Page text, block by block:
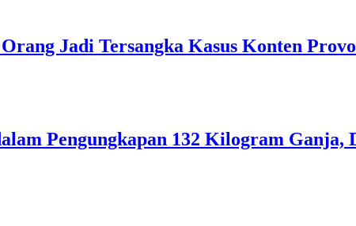
Jadi Tersangka Kasus Konten
Pengungkapan 132 Kilogram